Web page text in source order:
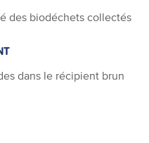
des biodéchets collectés
dans le récipient brun